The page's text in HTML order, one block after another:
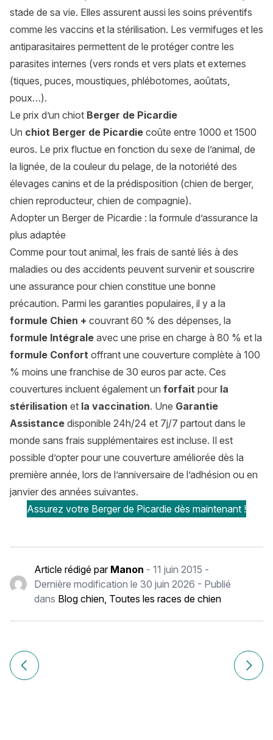
stade de sa vie. Elles assurent aussi les soins préventifs
comme les vaccins et la stérilisation. Les vermifuges et les
antiparasitaires permettent de le protéger contre les
parasites internes (vers ronds et vers plats et externes
(tiques, puces, moustiques, phlébotomes, aoûtats,
poux…).
Le prix d’un chiot Berger de Picardie
Un chiot Berger de Picardie coûte entre 1000 et 1500
euros. Le prix fluctue en fonction du sexe de l’animal, de
la lignée, de la couleur du pelage, de la notoriété des
élevages canins et de la prédisposition (chien de berger,
chien reproducteur, chien de compagnie).
Adopter un Berger de Picardie : la formule d’assurance la
plus adaptée
Comme pour tout animal, les frais de santé liés à des
maladies ou des accidents peuvent survenir et souscrire
une assurance pour chien constitue une bonne
précaution. Parmi les garanties populaires, il y a la
formule Chien + couvrant 60 % des dépenses, la
formule Intégrale avec une prise en charge à 80 % et la
formule Confort offrant une couverture complète à 100
% moins une franchise de 30 euros par acte. Ces
couvertures incluent également un forfait pour la
stérilisation et la vaccination. Une Garantie
Assistance disponible 24h/24 et 7j/7 partout dans le
monde sans frais supplémentaires est incluse. Il est
possible d’opter pour une couverture améliorée dès la
première année, lors de l’anniversaire de l’adhésion ou en
janvier des années suivantes.
Assurez votre Berger de Picardie dès maintenant !
Article rédigé par Manon -11 juin 2015 -
Dernière modification le30 juin 2026 - Publié
dans Blog chien, Toutes les races de chien
Navigation
de
Article précédent Berger Hollandais : histoire, caractère,
Article